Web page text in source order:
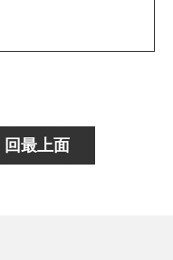
回最上面